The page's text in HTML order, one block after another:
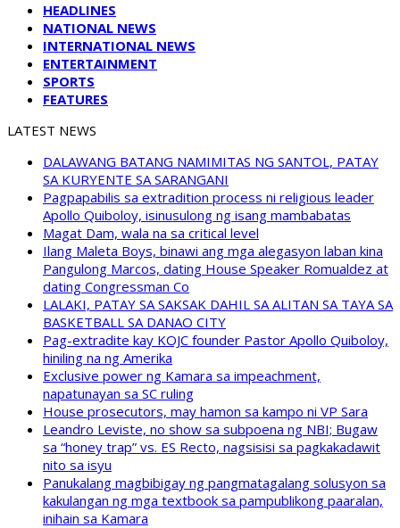
HEADLINES
NATIONAL NEWS
INTERNATIONAL NEWS
ENTERTAINMENT
SPORTS
FEATURES
LATEST NEWS
DALAWANG BATANG NAMIMITAS NG SANTOL, PATAY
SA KURYENTE SA SARANGANI
Pagpapabilis sa extradition process ni religious leader
Apollo Quiboloy, isinusulong ng isang mambabatas
Magat Dam, wala na sa critical level
Ilang Maleta Boys, binawi ang mga alegasyon laban kina
Pangulong Marcos, dating House Speaker Romualdez at
dating Congressman Co
LALAKI, PATAY SA SAKSAK DAHIL SA ALITAN SA TAYA SA
BASKETBALL SA DANAO CITY
Pag-extradite kay KOJC founder Pastor Apollo Quiboloy,
hiniling na ng Amerika
Exclusive power ng Kamara sa impeachment,
napatunayan sa SC ruling
House prosecutors, may hamon sa kampo ni VP Sara
Leandro Leviste, no show sa subpoena ng NBI; Bugaw
sa “honey trap” vs. ES Recto, nagsisisi sa pagkakadawit
nito sa isyu
Panukalang magbibigay ng pangmatagalang solusyon sa
kakulangan ng mga textbook sa pampublikong paaralan,
inihain sa Kamara